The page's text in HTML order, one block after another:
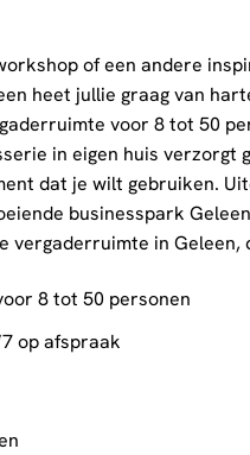
of een andere
heet jullie graag van
voor 8 tot 50
in eigen huis
dat je wilt gebruiken.
businesspark
vergaderruimte in
8 tot 50 personen
op afspraak